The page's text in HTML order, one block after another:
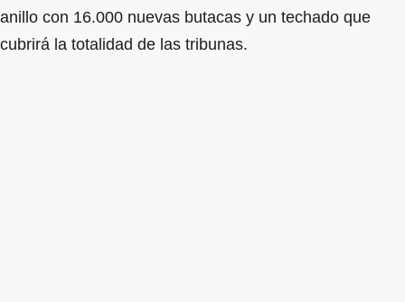
anillo con 16.000 nuevas butacas y un techado que
cubrirá la totalidad de las tribunas.